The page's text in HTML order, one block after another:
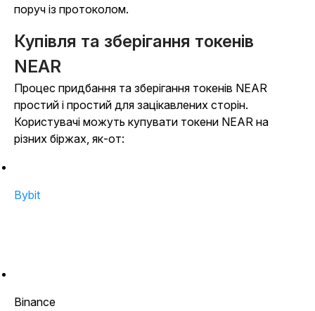
поруч із протоколом.
Купівля та зберігання токенів
NEAR
Процес придбання та зберігання токенів NEAR
простий і простий для зацікавлених сторін.
Користувачі можуть купувати токени NEAR на
різних біржах, як-от:
Bybit
Binance